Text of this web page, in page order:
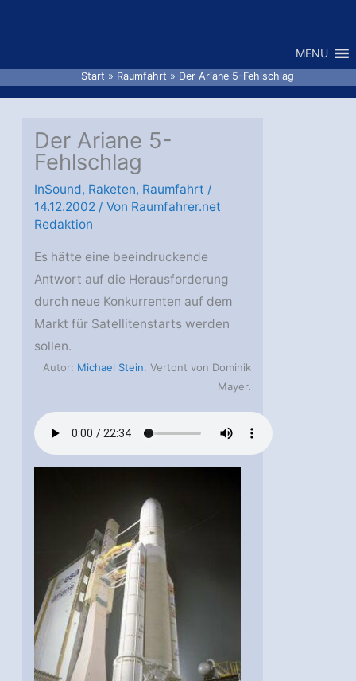
MENU
Start Raumfahrt Der Ariane 5-Fehlschlag
Der Ariane 5-
Fehlschlag
InSound, Raketen, Raumfahrt /
14.12.2002 / Von Raumfahrer.net
Redaktion
Es hätte eine beeindruckende
Antwort auf die Herausforderung
durch neue Konkurrenten auf dem
Markt für Satellitenstarts werden
sollen.
Autor: Michael Stein. Vertont von Dominik
Mayer.